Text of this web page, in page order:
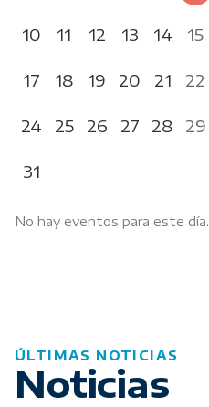
10 11 12 13 14 15
17 18 19 20 21 22
24 25 26 27 28 29
31
No hay eventos para este día.
ÚLTIMAS NOTICIAS
Noticias